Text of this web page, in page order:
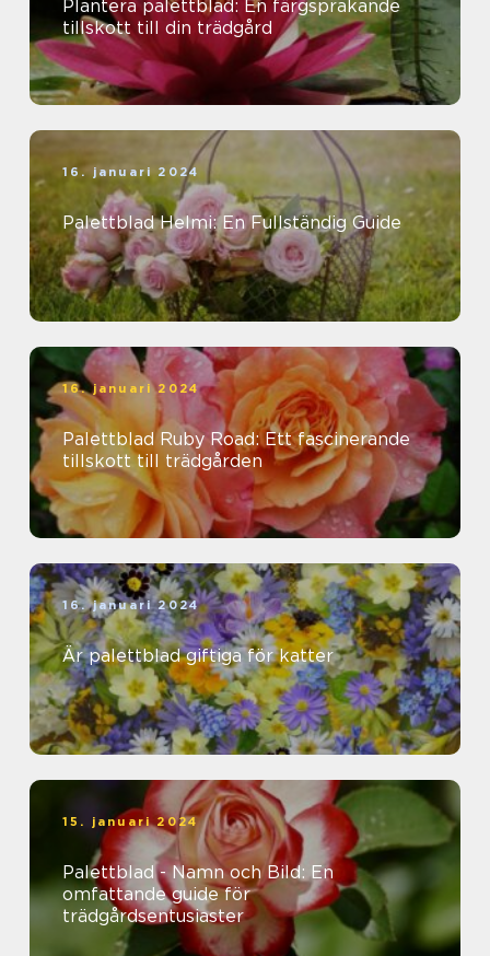
Plantera palettblad: En färgsprakande
tillskott till din trädgård
16. januari 2024
Palettblad Helmi: En Fullständig Guide
16. januari 2024
Palettblad Ruby Road: Ett fascinerande
tillskott till trädgården
16. januari 2024
Är palettblad giftiga för katter
15. januari 2024
Palettblad - Namn och Bild: En
omfattande guide för
trädgårdsentusiaster